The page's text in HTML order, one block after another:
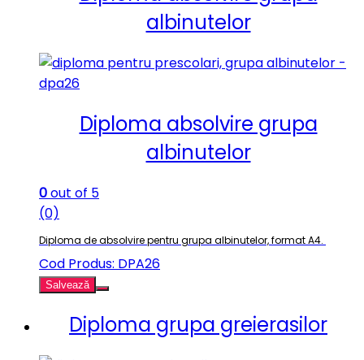
albinutelor
Diploma absolvire grupa
albinutelor
0out of 5
(0)
Diploma de absolvire pentru grupa albinutelor, format A4.
Cod Produs: DPA26
Salvează
Diploma grupa greierasilor